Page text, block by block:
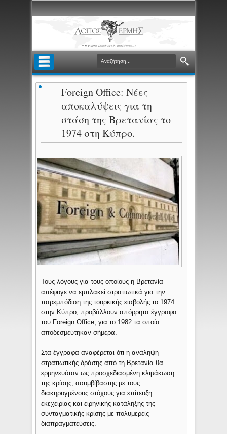
Foreign Office: Νέες
αποκαλύψεις για τη
στάση της Βρετανίας το
1974 στη Κύπρο.
Τους λόγους για τους οποίους η Βρετανία
απέφυγε να εμπλακεί στρατιωτικά για την
παρεμπόδιση της τουρκικής εισβολής το 1974
στην Κύπρο, προβάλλουν απόρρητα έγγραφα
του Foreign Office, για το 1982 τα οποία
αποδεσμεύτηκαν σήμερα.
Στα έγγραφα αναφέρεται ότι η ανάληψη
στρατιωτικής δράσης από τη Βρετανία θα
ερμηνευόταν ως προσχεδιασμένη κλιμάκωση
της κρίσης, ασυμβίβαστης με τους
διακηρυγμένους στόχους για επίτευξη
εκεχειρίας και ειρηνικής κατάληξης της
συνταγματικής κρίσης με πολυμερείς
διαπραγματεύσεις.